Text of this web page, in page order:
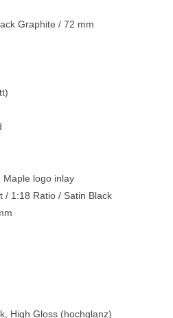
Graphite / 72 mm
Maple logo inlay
/ 1:18 Ratio / Satin Black
High Gloss (hochglanz)